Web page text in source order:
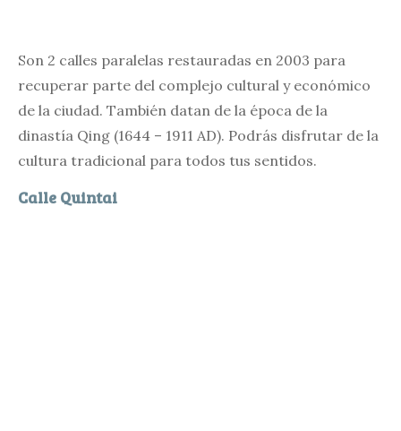
Son 2 calles paralelas restauradas en 2003 para
recuperar parte del complejo cultural y económico
de la ciudad. También datan de la época de la
dinastía Qing (1644 – 1911 AD). Podrás disfrutar de la
cultura tradicional para todos tus sentidos.
Calle Quintai